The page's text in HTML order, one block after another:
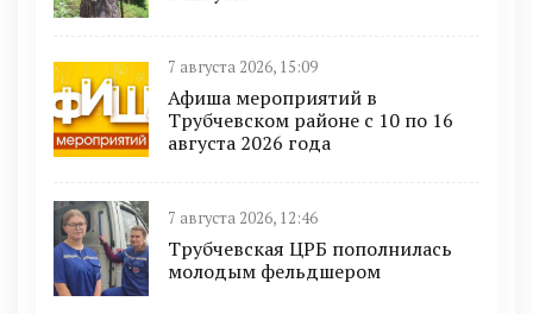
7 августа 2026, 15:09
Афиша мероприятий в
Трубчевском районе с 10 по 16
августа 2026 года
7 августа 2026, 12:46
Трубчевская ЦРБ пополнилась
молодым фельдшером